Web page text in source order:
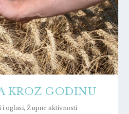
KROZ GODINU
i oglasi, Župne aktivnosti